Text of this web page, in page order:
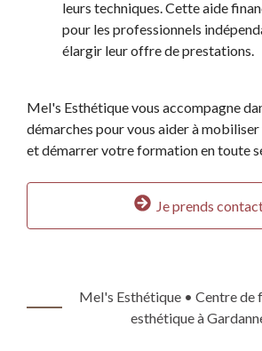
leurs techniques. Cette aide
pour les professionnels
élargir leur offre de prestations.
Mel's Esthétique vous accompagne
démarches pour vous aider à
et démarrer votre formation en toute
Je prends
Mel's Esthétique • Centre de
esthétique à